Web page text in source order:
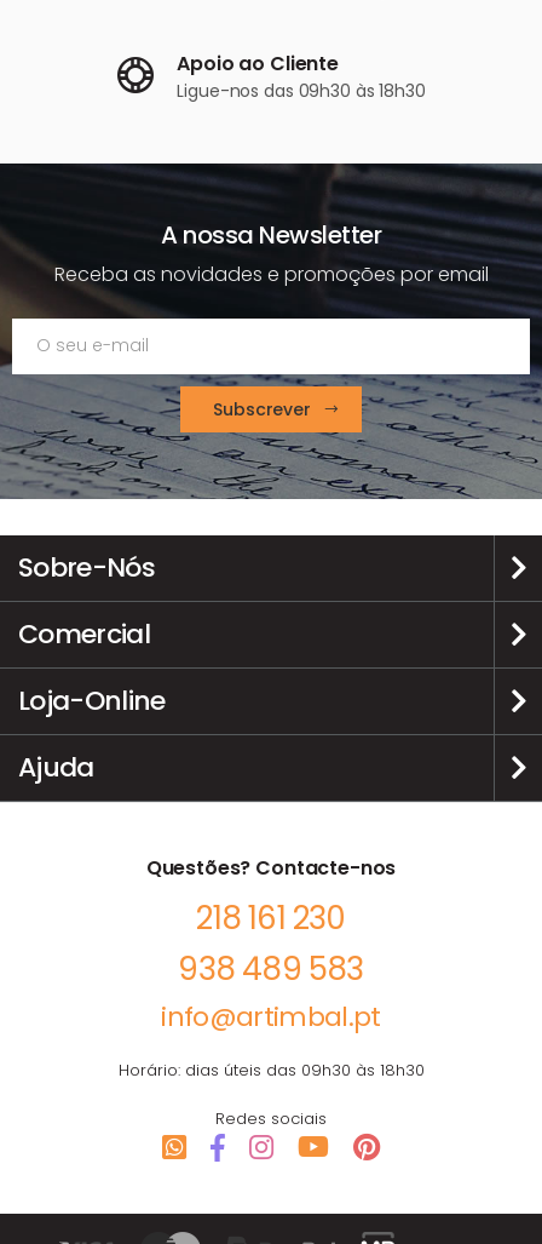
Apoio ao Cliente
Ligue-nos das 09h30 às 18h30
A nossa Newsletter
Receba as novidades e promoções por email
Subscrever
Sobre-Nós
Comercial
Loja-Online
Ajuda
Questões? Contacte-nos
218 161 230
938 489 583
info@artimbal.pt
Horário: dias úteis das 09h30 às 18h30
Redes sociais